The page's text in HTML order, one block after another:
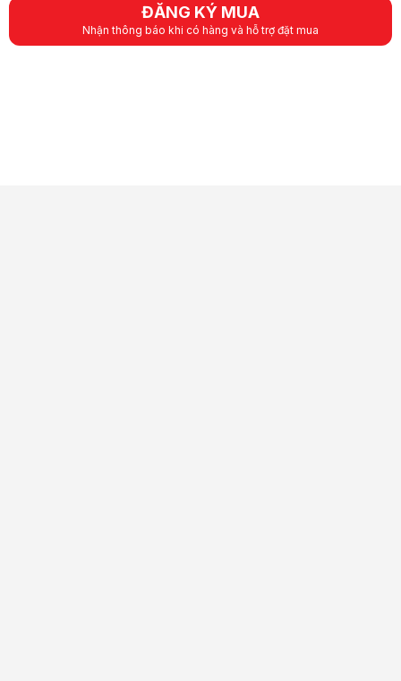
ĐĂNG KÝ MUA
Nhận thông báo khi có hàng và hỗ trợ đặt mua